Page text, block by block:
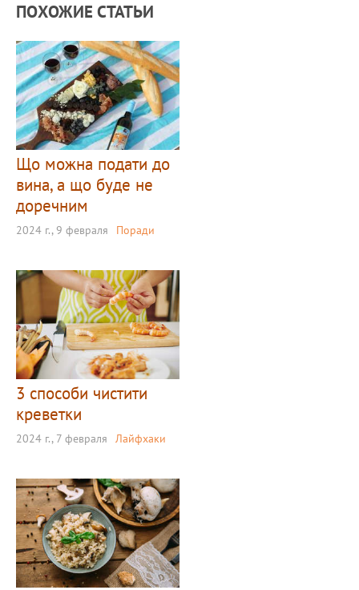
ПОХОЖИЕ СТАТЬИ
Що можна подати до
вина, а що буде не
доречним
2024 г., 9 февраля Поради
3 способи чистити
креветки
2024 г., 7 февраля Лайфхаки